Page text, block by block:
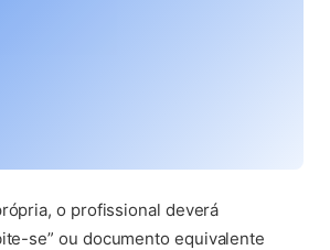
o profissional deverá
se” ou documento equivalente